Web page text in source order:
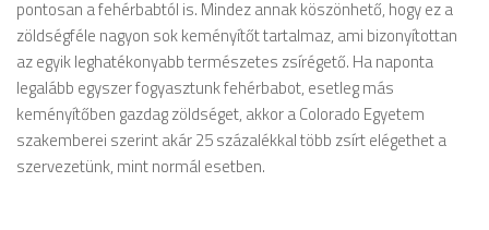
pontosan a fehérbabtól is. Mindez annak köszönhető, hogy ez a
zöldségféle nagyon sok keményítőt tartalmaz, ami bizonyítottan
az egyik leghatékonyabb természetes zsírégető. Ha naponta
legalább egyszer fogyasztunk fehérbabot, esetleg más
keményítőben gazdag zöldséget, akkor a Colorado Egyetem
szakemberei szerint akár 25 százalékkal több zsírt elégethet a
szervezetünk, mint normál esetben.